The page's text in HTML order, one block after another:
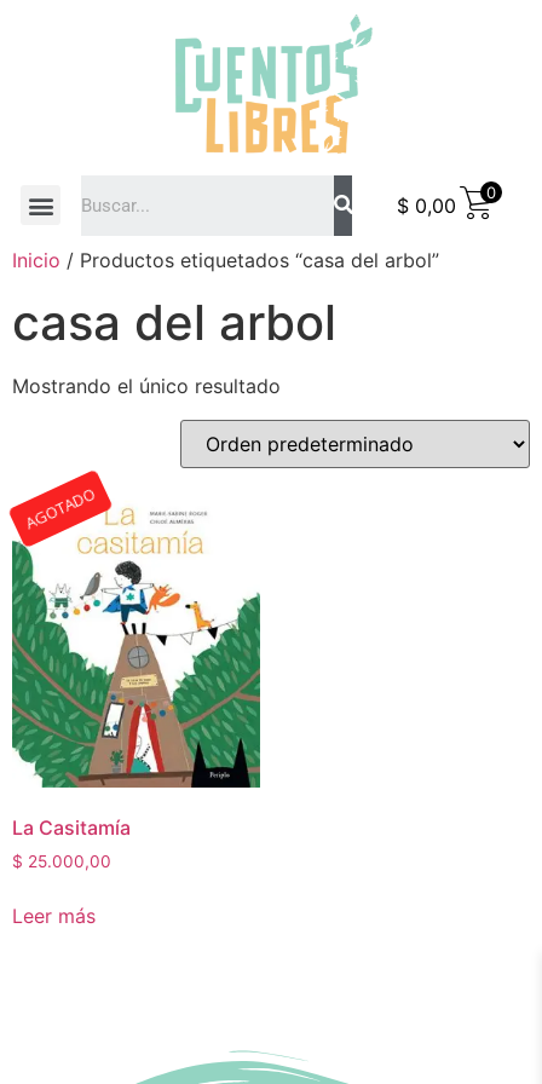
$ 0,00
0
Inicio / Productos etiquetados “casa del arbol”
casa del arbol
Mostrando el único resultado
AGOTADO
La Casitamía
$ 25.000,00
Leer más